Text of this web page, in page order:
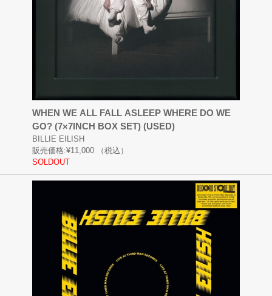
WHEN WE ALL FALL ASLEEP WHERE DO WE
GO? (7×7INCH BOX SET) (USED)
BILLIE EILISH
販売価格:¥11,000
（税込）
SOLDOUT